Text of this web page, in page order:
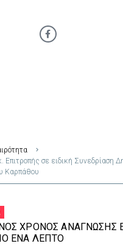
σε ειδική Συνεδρίαση
Καρπάθου
ΧΡΌΝΟΣ ΑΝΆΓΝΩΣΗΣ
ΈΝΑ ΛΕΠΤΌ